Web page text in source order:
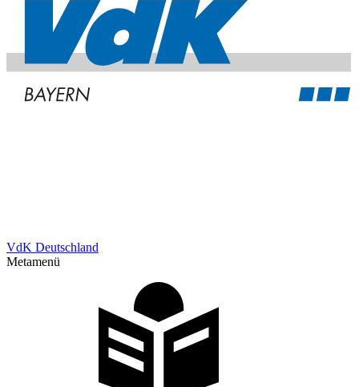
VdK Deutschland
Metamenü